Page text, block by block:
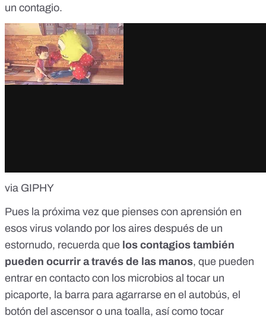
un contagio.
via GIPHY
Pues la próxima vez que pienses con aprensión en
esos virus volando por los aires después de un
estornudo, recuerda que los contagios también
pueden ocurrir a través de las manos, que pueden
entrar en contacto con los microbios al tocar un
picaporte, la barra para agarrarse en el autobús, el
botón del ascensor o una toalla, así como tocar